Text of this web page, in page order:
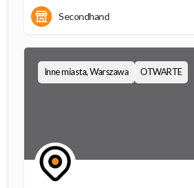
Kościelna 1a
Secondhand
Inne miasta, Warszawa OTWARTE